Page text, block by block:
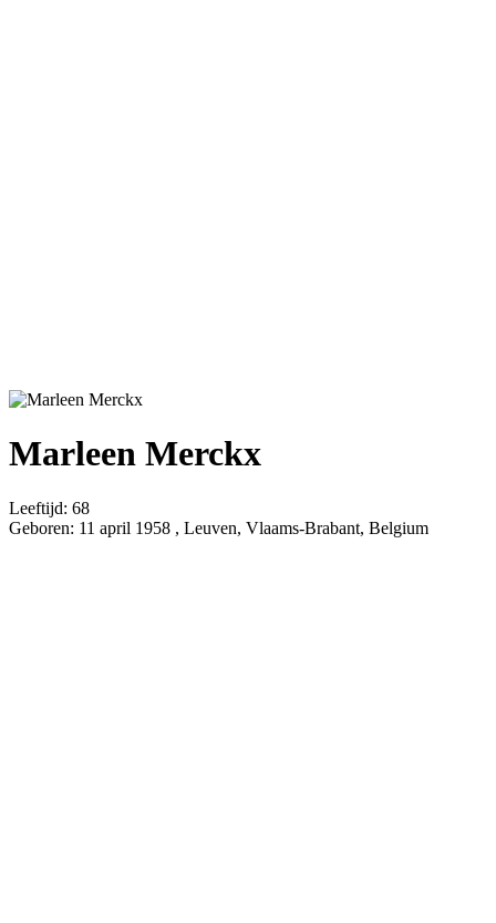
Marleen Merckx
Leeftijd: 68
Geboren: 11 april 1958 , Leuven, Vlaams-Brabant, Belgium